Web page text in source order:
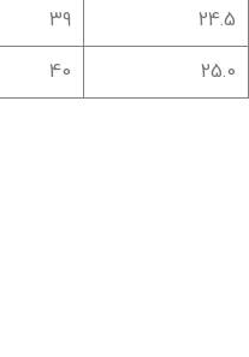
24.5
39
25.0
40